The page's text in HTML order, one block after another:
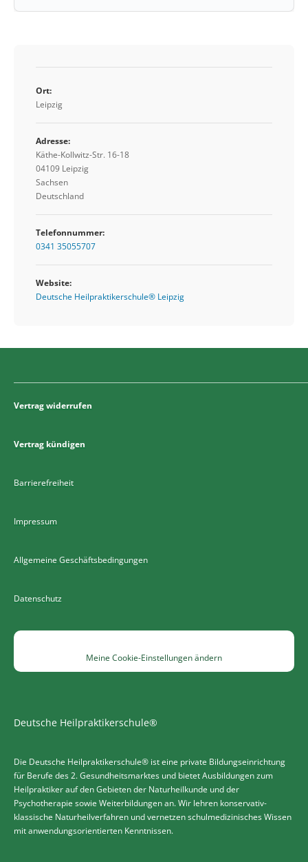
Ort:
Leipzig
Adresse:
Käthe-Kollwitz-Str. 16-18
04109 Leipzig
Sachsen
Deutschland
Telefonnummer:
0341 35055707
Website:
Deutsche Heilpraktikerschule® Leipzig
Vertrag widerrufen
Vertrag kündigen
Barrierefreiheit
Impressum
Allgemeine Geschäftsbedingungen
Datenschutz
Meine Cookie-Einstellungen ändern
Deutsche Heilpraktikerschule®
Die Deutsche Heilpraktikerschule® ist eine private Bildungseinrichtung
für Berufe des 2. Gesundheitsmarktes und bietet Ausbildungen zum
Heilpraktiker auf den Gebieten der Naturheilkunde und der
Psychotherapie sowie Weiterbildungen an. Wir lehren konservativ-
klassische Naturheilverfahren und vernetzen schulmedizinisches Wissen
mit anwendungsorientierten Kenntnissen.